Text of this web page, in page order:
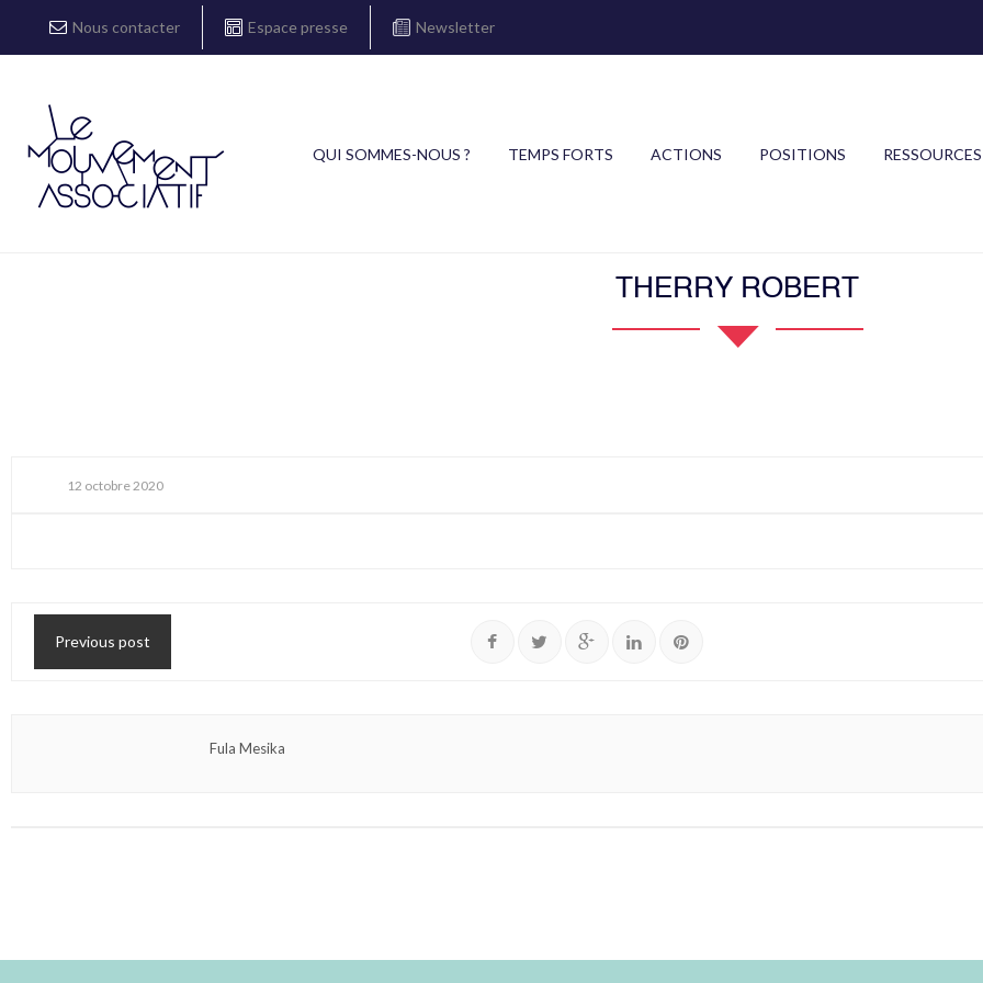
Nous contacter Espace presse Newsletter
QUI SOMMES-NOUS ? TEMPS FORTS ACTIONS POSITIONS RESSOURCES
THERRY ROBERT
12 octobre 2020
Previous post
Fula Mesika